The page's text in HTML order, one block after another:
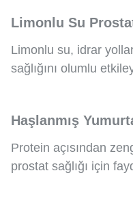
Limonlu Su
Limonlu su, idrar
sağlığını olumlu
Haşlanmış
Protein açısından
prostat sağlığı için